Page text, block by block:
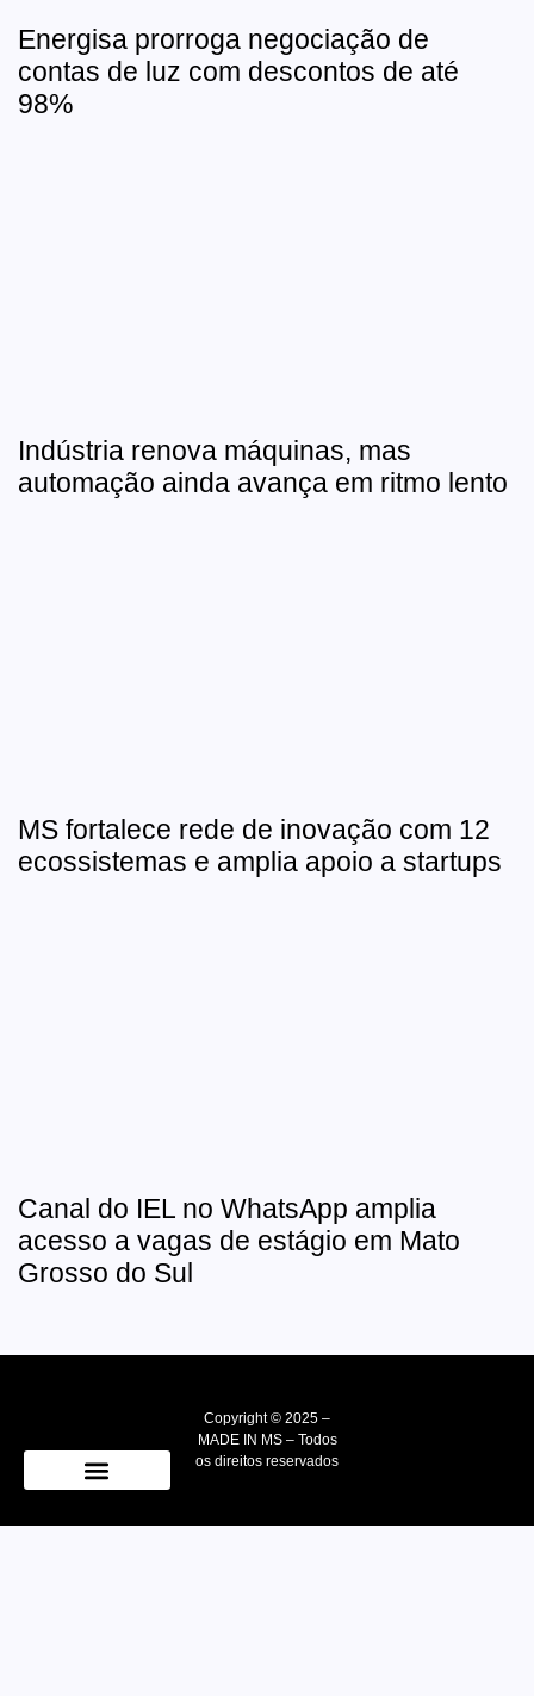
Energisa prorroga negociação de
contas de luz com descontos de até
98%
Indústria renova máquinas, mas
automação ainda avança em ritmo lento
MS fortalece rede de inovação com 12
ecossistemas e amplia apoio a startups
Canal do IEL no WhatsApp amplia
acesso a vagas de estágio em Mato
Grosso do Sul
Copyright © 2025 –
MADE IN MS – Todos
os direitos reservados